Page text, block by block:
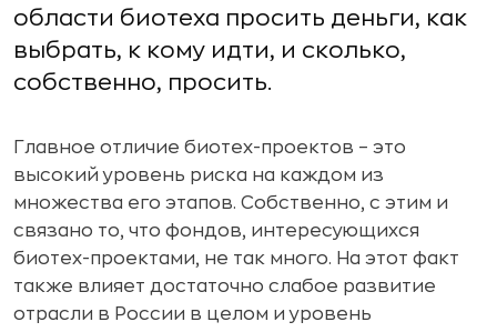
области биотеха просить деньги, как
выбрать, к кому идти, и сколько,
собственно, просить.
Главное отличие биотех-проектов – это
высокий уровень риска на каждом из
множества его этапов. Собственно, с этим и
связано то, что фондов, интересующихся
биотех-проектами, не так много. На этот факт
также влияет достаточно слабое развитие
отрасли в России в целом и уровень